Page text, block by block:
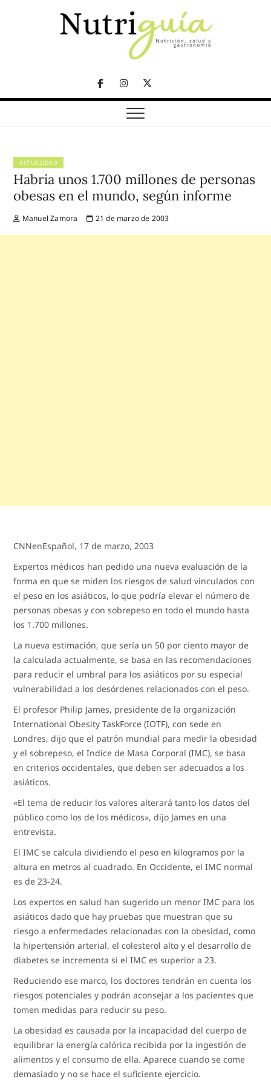
FacebookInstagram
Twitter
Telegram
Nutriguía (Desde
2002)
ACTUALIDAD
Habría unos 1.700 millones de personas
obesas en el mundo, según informe
Manuel Zamora 21 de marzo de 2003
CNNenEspañol, 17 de marzo, 2003
Expertos médicos han pedido una nueva evaluación de la
forma en que se miden los riesgos de salud vinculados con
el peso en los asiáticos, lo que podría elevar el número de
personas obesas y con sobrepeso en todo el mundo hasta
los 1.700 millones.
La nueva estimación, que sería un 50 por ciento mayor de
la calculada actualmente, se basa en las recomendaciones
para reducir el umbral para los asiáticos por su especial
vulnerabilidad a los desórdenes relacionados con el peso.
El profesor Philip James, presidente de la organización
International Obesity TaskForce (IOTF), con sede en
Londres, dijo que el patrón mundial para medir la obesidad
y el sobrepeso, el Indice de Masa Corporal (IMC), se basa
en criterios occidentales, que deben ser adecuados a los
asiáticos.
«El tema de reducir los valores alterará tanto los datos del
público como los de los médicos», dijo James en una
entrevista.
El IMC se calcula dividiendo el peso en kilogramos por la
altura en metros al cuadrado. En Occidente, el IMC normal
es de 23-24.
Los expertos en salud han sugerido un menor IMC para los
asiáticos dado que hay pruebas que muestran que su
riesgo a enfermedades relacionadas con la obesidad, como
la hipertensión arterial, el colesterol alto y el desarrollo de
diabetes se incrementa si el IMC es superior a 23.
Reduciendo ese marco, los doctores tendrán en cuenta los
riesgos potenciales y podrán aconsejar a los pacientes que
tomen medidas para reducir su peso.
La obesidad es causada por la incapacidad del cuerpo de
equilibrar la energía calórica recibida por la ingestión de
alimentos y el consumo de ella. Aparece cuando se come
demasiado y no se hace el suficiente ejercicio.